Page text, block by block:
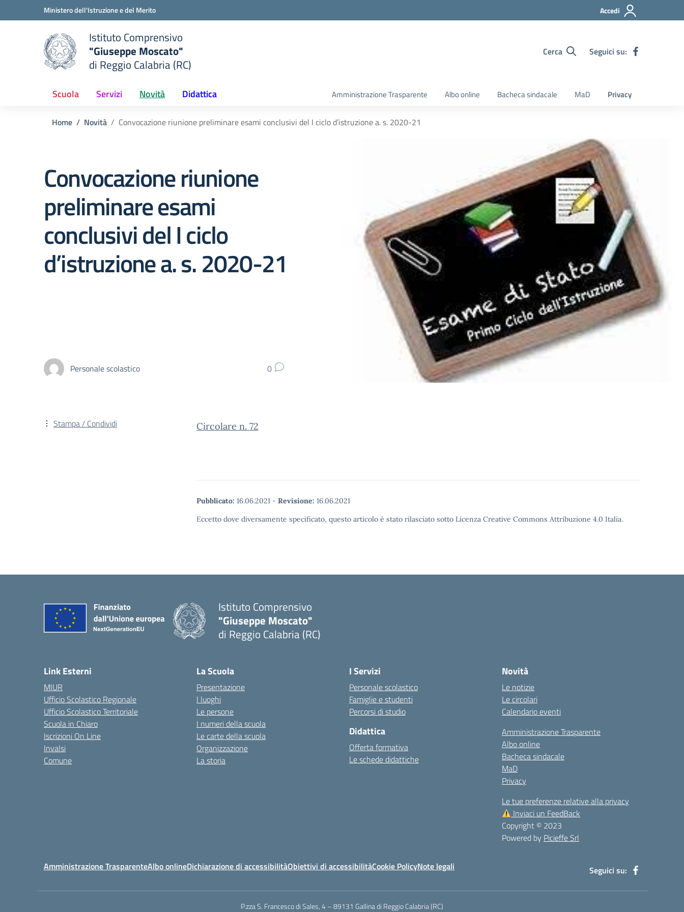
Vai ai contenuti
Vai al menu di navigazioneMinistero dell'Istruzione e del Merito Accedi
scuola
Istituto Comprensivo
"Giuseppe Moscato"
di Reggio Calabria (RC)
Cerca Seguici su:
Scuola Servizi Novità Didattica Amministrazione Trasparente Albo online Bacheca sindacale MaD Privacy
Home Novità Convocazione riunione preliminare esami conclusivi del I ciclo d’istruzione a. s. 2020-21
Convocazione riunione
preliminare esami
conclusivi del I ciclo
d’istruzione a. s. 2020-21
Personale scolastico 0
Circolare n. 72
Pubblicato: 16.06.2021 - Revisione: 16.06.2021
Eccetto dove diversamente specificato, questo articolo è stato rilasciato sotto Licenza Creative Commons Attribuzione 4.0 Italia.
Stampa / Condividi
Istituto Comprensivo
"Giuseppe Moscato"
di Reggio Calabria (RC)
Link Esterni
MIUR
Ufficio Scolastico Regionale
Ufficio Scolastico Territoriale
Scuola in Chiaro
Iscrizioni On Line
Invalsi
Comune
La Scuola
Presentazione
I luoghi
Le persone
I numeri della scuola
Le carte della scuola
Organizzazione
La storia
I Servizi
Personale scolastico
Famiglie e studenti
Percorsi di studio
Didattica
Offerta formativa
Le schede didattiche
Novità
Le notizie
Le circolari
Calendario eventi
Amministrazione Trasparente
Albo online
Bacheca sindacale
MaD
Privacy
Le tue preferenze relative alla privacy
Inviaci un FeedBack
Copyright © 2023
Powered by Picieffe Srl
Amministrazione TrasparenteAlbo onlineDichiarazione di accessibilitàObiettivi di accessibilitàCookie PolicyNote legali Seguici su:
P.zza S. Francesco di Sales, 4 – 89131 Gallina di Reggio Calabria (RC)